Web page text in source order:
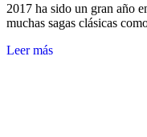
2017 ha sido un gran año
muchas sagas clásicas
Leer más